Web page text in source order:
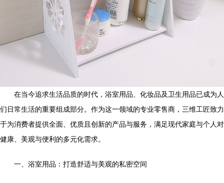
在当今追求生活品质的时代，浴室用品、化妆品及卫生用品已成为人
们日常生活的重要组成部分。作为这一领域的专业零售商，三维工匠致力
于为消费者提供全面、优质且创新的产品与服务，满足现代家庭与个人对
健康、美观与便利的多元化需求。
一、浴室用品：打造舒适与美观的私密空间